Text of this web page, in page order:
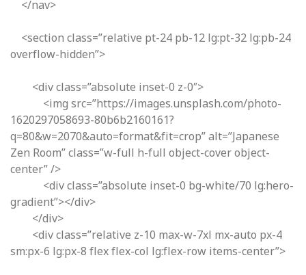
</nav>
<section class=”relative pt-24 pb-12 lg:pt-32 lg:pb-24
overflow-hidden”>
<div class=”absolute inset-0 z-0″>
<img src=”https://images.unsplash.com/photo-
1620297058693-80b6b2160161?
q=80&w=2070&auto=format&fit=crop” alt=”Japanese
Zen Room” class=”w-full h-full object-cover object-
center” />
<div class=”absolute inset-0 bg-white/70 lg:hero-
gradient”></div>
</div>
<div class=”relative z-10 max-w-7xl mx-auto px-4
sm:px-6 lg:px-8 flex flex-col lg:flex-row items-center”>